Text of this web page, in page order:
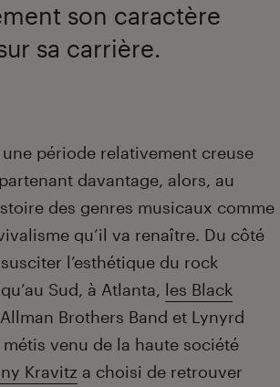
son caractère
sa carrière.
période relativement creuse
davantage, alors, au
des genres musicaux comme
qu’il va renaître. Du côté
l’esthétique du rock
Sud, à Atlanta, les Black
Brothers Band et Lynyrd
venu de la haute société
Kravitz a choisi de retrouver